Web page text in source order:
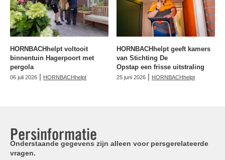
HORNBACHhelpt voltooit
binnentuin Hagerpoort met
pergola
06 juli 2026 | HORNBACHhelpt
HORNBACHhelpt geeft kamers
van Stichting De
Opstap een frisse uitstraling
25 juni 2026 | HORNBACHhelpt
Persinformatie
Onderstaande gegevens zijn alleen voor persgerelateerde
vragen.